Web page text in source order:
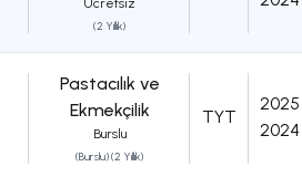
Ücretsiz
(2 Yıllık)
Pastacılık ve
Ekmekçilik
Burslu
(Burslu) (2 Yıllık)
TYT
2025
2024